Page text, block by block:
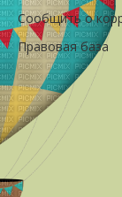
Сообщить о
Правовая база